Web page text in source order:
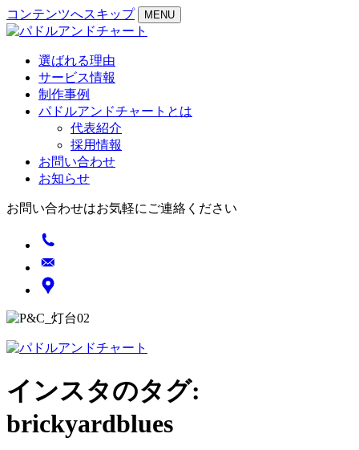
コンテンツへスキップ MENU
選ばれる理由
サービス情報
制作事例
パドルアンドチャートとは
代表紹介
採用情報
お問い合わせ
お知らせ
お問い合わせはお気軽にご連絡ください
インスタのタグ:
brickyardblues